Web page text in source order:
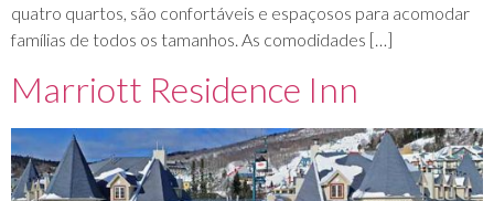
quatro quartos, são confortáveis e espaçosos para acomodar
famílias de todos os tamanhos. As comodidades […]
Marriott Residence Inn